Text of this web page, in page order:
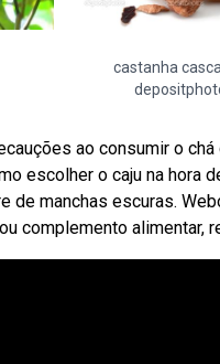
castanha
ao consumir o
escolher o caju na hora
de manchas escuras.
complemento alimentar,